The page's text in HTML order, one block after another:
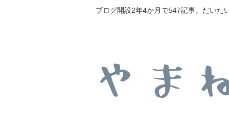
ブログ開設2年4か月で547記事。だい